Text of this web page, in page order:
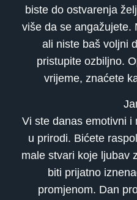
biste do ostvarenja
više da se angažujete.
ali niste baš voljni
pristupite ozbiljno.
vrijeme, znaćete
Vi ste danas emotivni i
u prirodi. Bićete
male stvari koje ljubav
biti prijatno
promjenom. Dan